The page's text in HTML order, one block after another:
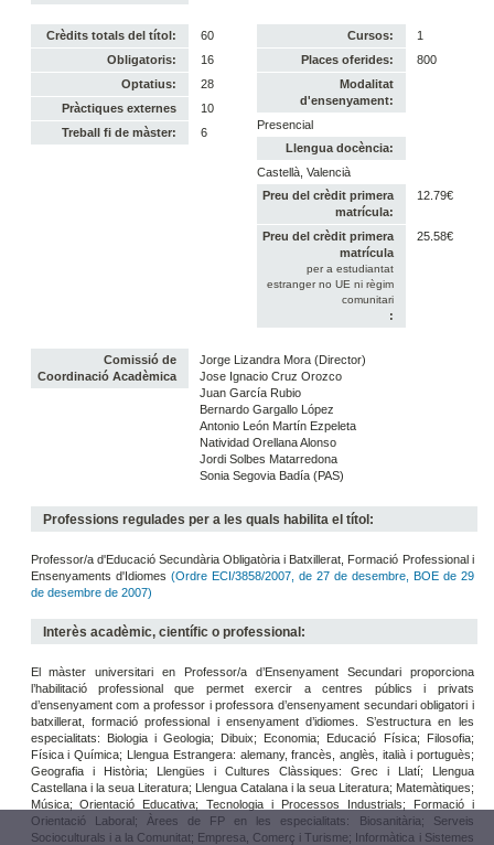
Crèdits totals del títol:
60
Obligatoris:
16
Optatius:
28
Pràctiques externes
10
Treball fi de màster:
6
Cursos:
1
Places oferides:
800
Modalitat
d'ensenyament:
Presencial
Llengua docència:
Castellà, Valencià
Preu del crèdit primera
matrícula:
12.79€
Preu del crèdit primera
matrícula
per a estudiantat
estranger no UE ni règim
comunitari
:
25.58€
Comissió de
Coordinació Acadèmica
Jorge Lizandra Mora (Director)
Jose Ignacio Cruz Orozco
Juan García Rubio
Bernardo Gargallo López
Antonio León Martín Ezpeleta
Natividad Orellana Alonso
Jordi Solbes Matarredona
Sonia Segovia Badía (PAS)
Professions regulades per a les quals habilita el títol:
Professor/a d'Educació Secundària Obligatòria i Batxillerat, Formació Professional i
Ensenyaments d'Idiomes (Ordre ECI/3858/2007, de 27 de desembre, BOE de 29
de desembre de 2007)
Interès acadèmic, científic o professional:
El màster universitari en Professor/a d’Ensenyament Secundari proporciona
l’habilitació professional que permet exercir a centres públics i privats
d’ensenyament com a professor i professora d’ensenyament secundari obligatori i
batxillerat, formació professional i ensenyament d’idiomes. S’estructura en les
especialitats: Biologia i Geologia; Dibuix; Economia; Educació Física; Filosofia;
Física i Química; Llengua Estrangera: alemany, francès, anglès, italià i portuguès;
Geografia i Història; Llengües i Cultures Clàssiques: Grec i Llatí; Llengua
Castellana i la seua Literatura; Llengua Catalana i la seua Literatura; Matemàtiques;
Música; Orientació Educativa; Tecnologia i Processos Industrials; Formació i
Orientació Laboral; Àrees de FP en les especialitats: Biosanitària; Serveis
Socioculturals i a la Comunitat; Empresa, Comerç i Turisme; Informàtica i Sistemes